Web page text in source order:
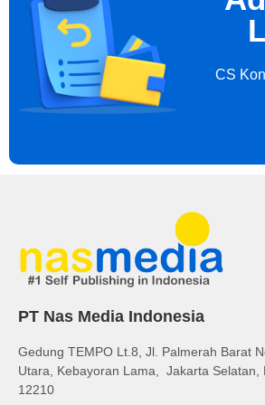
CS
PT Nas Media Indonesia
Gedung TEMPO Lt.8, Jl. Palmerah Barat
Utara, Kebayoran Lama, Jakarta Selatan,
12210